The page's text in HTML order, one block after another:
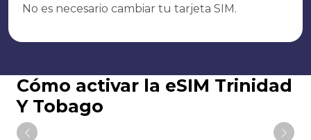
No es necesario cambiar tu tarjeta SIM.
Cómo activar la eSIM Trinidad
Y Tobago